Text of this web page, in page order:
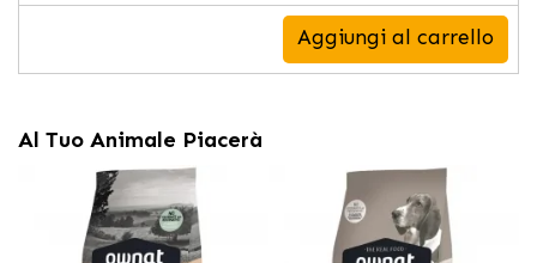
Aggiungi al carrello
Al Tuo Animale Piacerà